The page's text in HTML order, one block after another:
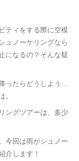
ティをする際に空模
ュノーケリングなら
になるの？そんな疑
ったらどうしよう…
。
ングツアーは、多少
今回は雨がシュノー
介します！